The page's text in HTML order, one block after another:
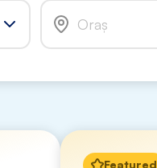
Featured